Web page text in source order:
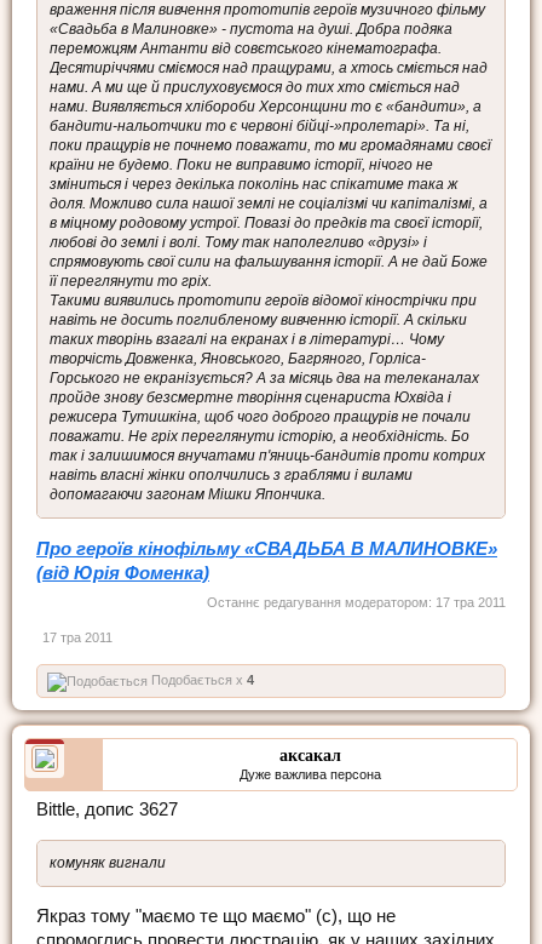
враження після вивчення прототипів героїв музичного фільму
«Свадьба в Малиновке» - пустота на душі. Добра подяка
переможцям Антанти від совєтського кінематографа.
Десятиріччями сміємося над пращурами, а хтось сміється над
нами. А ми ще й прислуховуємося до тих хто сміється над
нами. Виявляється хлібороби Херсонщини то є «бандити», а
бандити-нальотчики то є червоні бійці-»пролетарі». Та ні,
поки пращурів не почнемо поважати, то ми громадянами своєї
країни не будемо. Поки не виправимо історії, нічого не
зміниться і через декілька поколінь нас спікатиме така ж
доля. Можливо сила нашої землі не соціалізмі чи капіталізмі, а
в міцному родовому устрої. Повазі до предків та своєї історії,
любові до землі і волі. Тому так наполегливо «друзі» і
спрямовують свої сили на фальшування історії. А не дай Боже
її переглянути то гріх.
Такими виявились прототипи героїв відомої кінострічки при
навіть не досить поглибленому вивченню історії. А скільки
таких творінь взагалі на екранах і в літературі… Чому
творчість Довженка, Яновського, Багряного, Горліса-
Горського не екранізується? А за місяць два на телеканалах
пройде знову безсмертне творіння сценариста Юхвіда і
режисера Тутишкіна, щоб чого доброго пращурів не почали
поважати. Не гріх переглянути історію, а необхідність. Бо
так і залишимося внучатами п'яниць-бандитів проти котрих
навіть власні жінки ополчились з граблями і вилами
допомагаючи загонам Мішки Япончика.
Про героїв кінофільму «СВАДЬБА В МАЛИНОВКЕ»
(від Юрія Фоменка)
Останнє редагування модератором: 17 тра 2011
17 тра 2011
Подобається x 4
аксакал
Дуже важлива персона
Bittle, допис 3627
комуняк вигнали
Якраз тому "маємо те що маємо" (с), що не